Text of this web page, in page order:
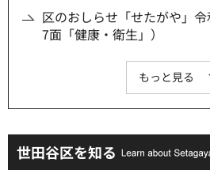
区のおしらせ「せたがや」
7面「健康・衛生」）
もっと見る
世田谷区を知る